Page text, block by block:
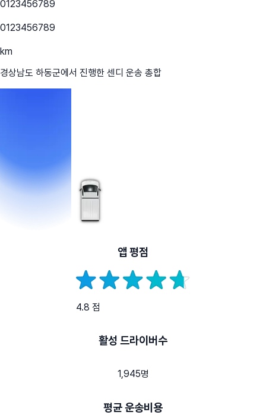
0123456789
0123456789
km
경상남도 하동군에서 진행한 센디 운송 총합
앱 평점
4.8 점
활성 드라이버수
1,945명
평균 운송비용